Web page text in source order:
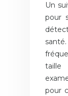
Un
pour
taille
pour